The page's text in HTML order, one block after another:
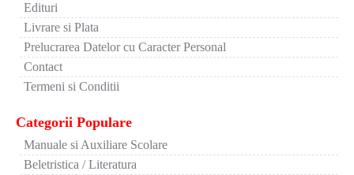
Edituri
Livrare si Plata
Prelucrarea Datelor cu Caracter Personal
Contact
Termeni si Conditii
Categorii Populare
Manuale si Auxiliare Scolare
Beletristica / Literatura